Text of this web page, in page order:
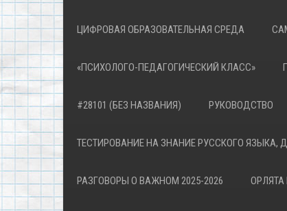
ЦИФРОВАЯ ОБРАЗОВАТЕЛЬНАЯ СРЕДА
«ПСИХОЛОГО-ПЕДАГОГИЧЕСКИЙ КЛАСС»
#28101 (БЕЗ НАЗВАНИЯ) РУКОВОДСТВО
ТЕСТИРОВАНИЕ НА ЗНАНИЕ РУССКОГО ЯЗЫКА,
РАЗГОВОРЫ О ВАЖНОМ 2025-2026 ОРЛЯТА